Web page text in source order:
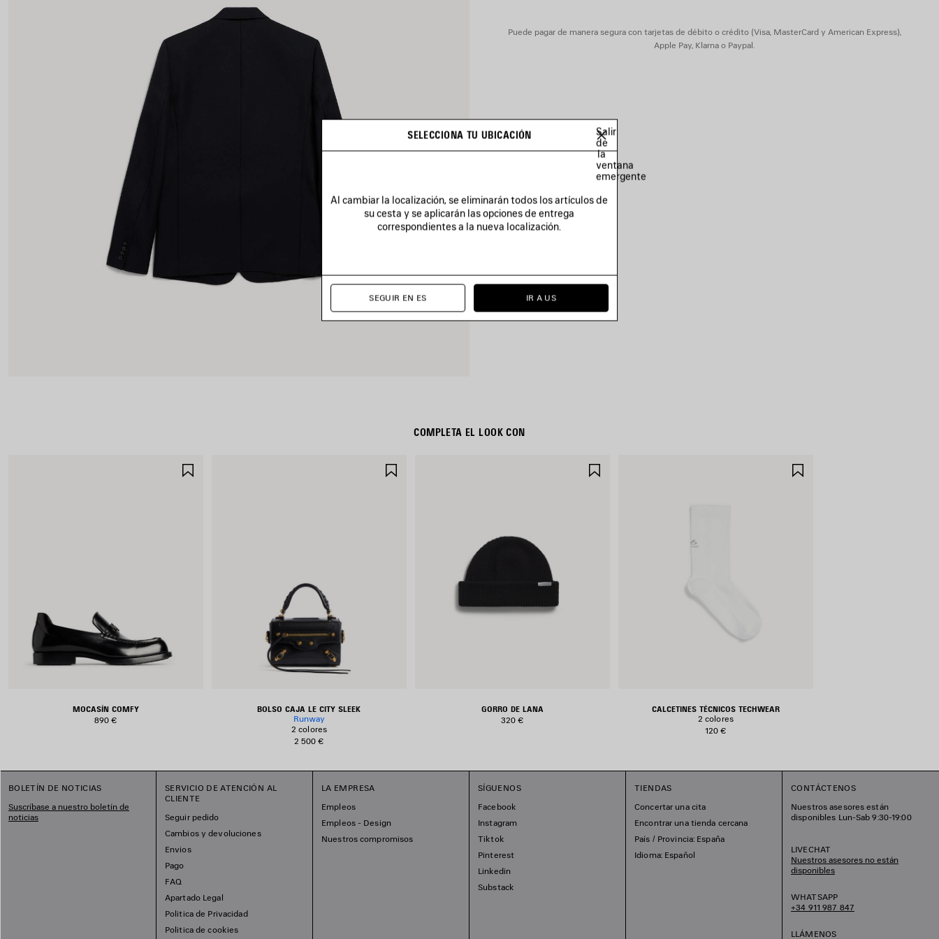
Puede pagar de manera segura con tarjetas de débito o crédito (Visa, MasterCard y American Express),
Apple Pay, Klarna o Paypal.
COMPLETA EL LOOK CON
MOCASÍN COMFY
890 €
BOLSO CAJA LE CITY SLEEK
Runway
2 colores
2 500 €
GORRO DE LANA
320 €
CALCETINES TÉCNICOS TECHWEAR
2 colores
120 €
BOLETÍN DE NOTICIAS
Suscríbase a nuestro boletín de
noticias
SERVICIO DE ATENCIÓN AL
CLIENTE
Seguir pedido
Cambios y devoluciones
Envios
Pago
FAQ
Apartado Legal
Politica de Privacidad
Politica de cookies
LA EMPRESA
Empleos
Empleos - Design
Nuestros compromisos
SÍGUENOS
Facebook
Instagram
Tiktok
Pinterest
Linkedin
Substack
TIENDAS
Concertar una cita
Encontrar una tienda cercana
País / Provincia: España
Idioma: Español
CONTÁCTENOS
Nuestros asesores están
disponibles Lun-Sab 9:30-19:00
LIVECHAT
Nuestros asesores no están
disponibles
WHATSAPP
+34 911 987 847
LLÁMENOS
SELECCIONA TU UBICACIÓN
Salir
de
la
ventana
emergente
Al cambiar la localización, se eliminarán todos los artículos de
su cesta y se aplicarán las opciones de entrega
correspondientes a la nueva localización.
SEGUIR EN ES IR A US